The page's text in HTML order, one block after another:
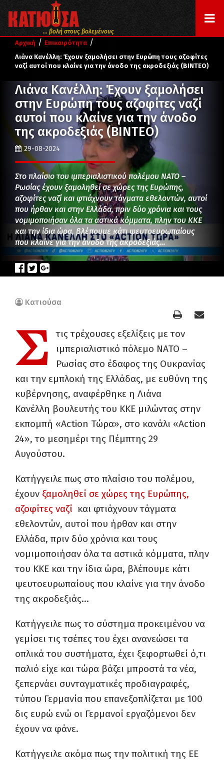
... βολή στους βολεμένους
Αρχική / Επικαιρότητα /
Λιάνα Κανέλλη: Έχουν ξαμολήσει στην Ευρώπη τους αζοφίτες
ναζί αυτοί που κλαίνε για την άνοδο της ακροδεξιάς (ΒΙΝΤΕΟ)
Λιάνα Κανέλλη: Έχουν ξαμολήσει
στην Ευρώπη τους αζοφίτες ναζί
αυτοί που κλαίνε για την άνοδο
της ακροδεξιάς (ΒΙΝΤΕΟ)
29-08-2024
Στο πλαίσιο του ιμπεριαλιστικού πολέμου ΝΑΤΟ –
Ρωσίας έχουν ξαμοληθεί σε χώρες της Ευρώπης,
αζοφίτες ναζί και φτιάχνουν τάγματα εθελοντών, αυτοί
που ήρθαν και στην Ελλάδα, πριν δύο χρόνια και τους
νομιμοποιήσαν όλα τα αστικά κόμματα, πλην του ΚΚΕ
και την ίδια ώρα, βλέπουμε κάτι ψευτοευρωπαίους
που κλαίνε για την άνοδο της ακροδεξιάς…
Κατιούσα
Σ
τις τρέχουσες εξελίξεις με τον
ιμπεριαλιστικό πόλεμο ΝΑΤΟ –
Ρωσίας στο έδαφος της Ουκρανίας
και την εμπλοκή της Ελλάδας, με ευθύνη της
κυβέρνησης, αναφέρθηκε η Λιάνα
Κανέλλη βουλευτής του ΚΚΕ μιλώντας στην
εκπομπή «Action Τώρα», στο κανάλι «Action
24», το μεσημέρι της Πέμπτης 29
Αυγούστου.
Κατήγγειλε πως στο πλαίσιο του πολέμου,
έχουν ξαμοληθεί σε χώρες της Ευρώπης,
αζοφίτες ναζί και φτιάχνουν τάγματα
εθελοντών, αυτοί που ήρθαν και στην
Ελλάδα, πριν δύο χρόνια και τους
νομιμοποιήσαν όλα τα αστικά κόμματα, πλην
του ΚΚΕ και την ίδια ώρα, βλέπουμε κάτι
ψευτοευρωπαίους που κλαίνε για την άνοδο
της ακροδεξιάς…
Κατήγγειλε πως το σύστημα προκειμένου να
γεμίσει τις τσέπες του έχει ανανεώσει τα
οπλικά του συστήματα, έχει ξεφορτωθεί ό,τι
παλιό είχε και τώρα βάζει μπροστά τα νέα,
ξεπερνάει συνταγματικές προδιαγραφές,
τύπου Γερμανία που επανεξοπλίζεται με 100
δις ευρώ ενώ οι Γερμανοί εργαζόμενοι δεν
έχουν να φάνε.
Κατήγγειλε ακόμα πως την πολιτική της ΕΕ